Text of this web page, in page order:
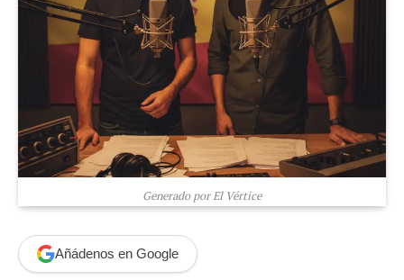
Generado por El Vértice
Añádenos en Google